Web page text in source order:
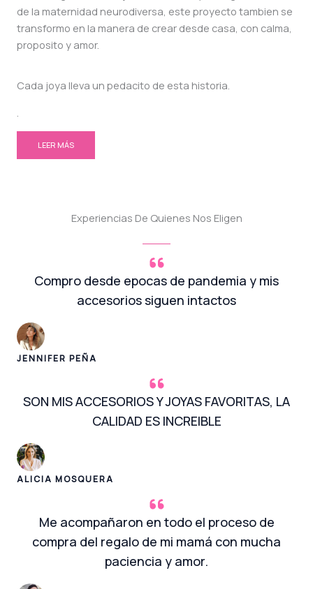
de la maternidad neurodiversa, este proyecto tambien se
transformo en la manera de crear desde casa, con calma,
proposito y amor.
Cada joya lleva un pedacito de esta historia.
.
LEER MÁS
Experiencias De Quienes Nos Eligen
Compro desde epocas de pandemia y mis
accesorios siguen intactos
JENNIFER PEÑA
SON MIS ACCESORIOS Y JOYAS FAVORITAS, LA
CALIDAD ES INCREIBLE
ALICIA MOSQUERA
Me acompañaron en todo el proceso de
compra del regalo de mi mamá con mucha
paciencia y amor.